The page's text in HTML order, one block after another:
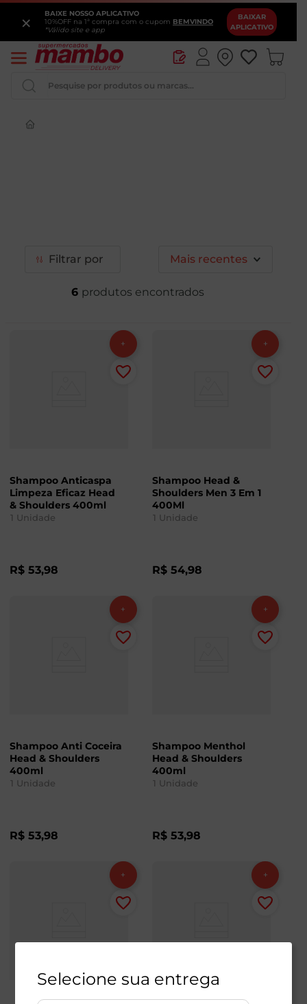
BAIXE NOSSO APLICATIVO
10%OFF na 1ª compra com o cupom BEMVINDO
*Válido site e app
BAIXAR
APLICATIVO
×
Pesquise por produtos ou marcas...
Filtrar Mais recentes
6
Shampoo Anticaspa
Limpeza Eficaz Head
& Shoulders 400ml
1 Unidade
R$ 53,98
Shampoo Head &
Shoulders Men 3 Em 1
400Ml
1 Unidade
R$ 54,98
Shampoo Anti Coceira
Head & Shoulders
400ml
1 Unidade
R$ 53,98
Shampoo Menthol
Head & Shoulders
400ml
1 Unidade
R$ 53,98
Selecione sua entrega